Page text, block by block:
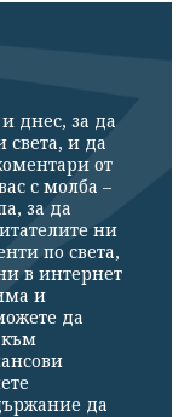
днес, за да
света, и да
от
с молба –
за да
ни
по света,
в интернет
и
да
към
да